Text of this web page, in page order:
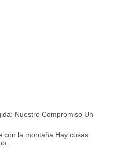
Nuestro Compromiso Un
con la montaña Hay cosas